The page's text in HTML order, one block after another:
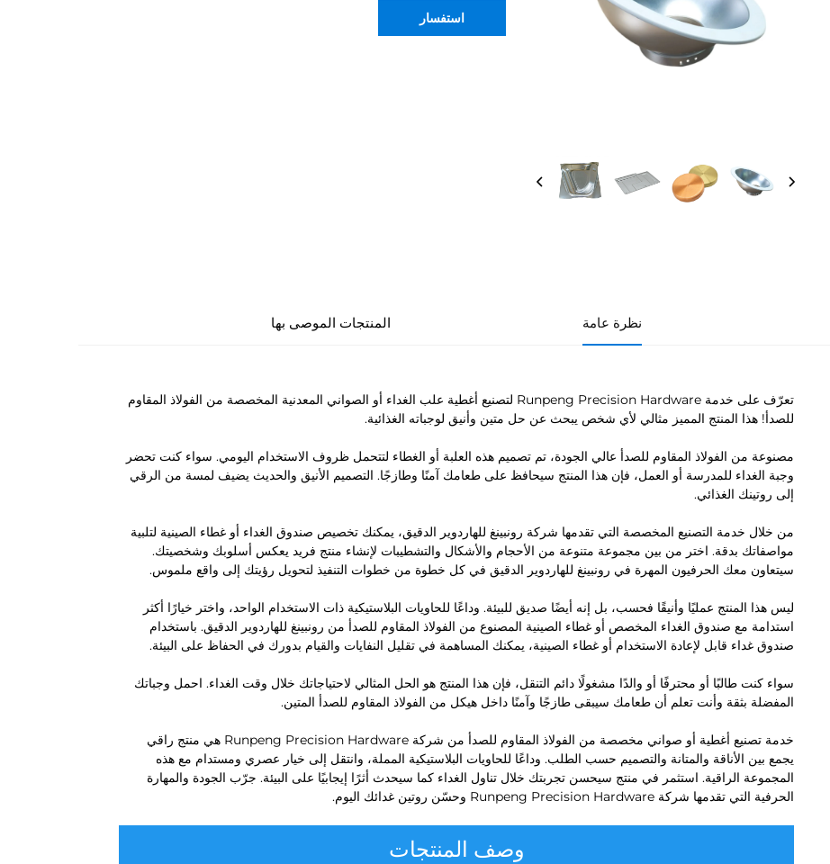
استفسار
نظرة عامة المنتجات الموصى بها
تعرّف على خدمة Runpeng Precision Hardware لتصنيع أغطية علب الغداء أو الصواني المعدنية المخصصة من الفولاذ المقاوم
للصدأ! هذا المنتج المميز مثالي لأي شخص يبحث عن حل متين وأنيق لوجباته الغذائية.
مصنوعة من الفولاذ المقاوم للصدأ عالي الجودة، تم تصميم هذه العلبة أو الغطاء لتتحمل ظروف الاستخدام اليومي. سواء كنت تحضر
وجبة الغداء للمدرسة أو العمل، فإن هذا المنتج سيحافظ على طعامك آمنًا وطازجًا. التصميم الأنيق والحديث يضيف لمسة من الرقي
إلى روتينك الغذائي.
من خلال خدمة التصنيع المخصصة التي تقدمها شركة رونبينغ للهاردوير الدقيق، يمكنك تخصيص صندوق الغداء أو غطاء الصينية لتلبية
مواصفاتك بدقة. اختر من بين مجموعة متنوعة من الأحجام والأشكال والتشطيبات لإنشاء منتج فريد يعكس أسلوبك وشخصيتك.
سيتعاون معك الحرفيون المهرة في رونبينغ للهاردوير الدقيق في كل خطوة من خطوات التنفيذ لتحويل رؤيتك إلى واقع ملموس.
ليس هذا المنتج عمليًا وأنيقًا فحسب، بل إنه أيضًا صديق للبيئة. وداعًا للحاويات البلاستيكية ذات الاستخدام الواحد، واختر خيارًا أكثر
استدامة مع صندوق الغداء المخصص أو غطاء الصينية المصنوع من الفولاذ المقاوم للصدأ من رونبينغ للهاردوير الدقيق. باستخدام
صندوق غداء قابل لإعادة الاستخدام أو غطاء الصينية، يمكنك المساهمة في تقليل النفايات والقيام بدورك في الحفاظ على البيئة.
سواء كنت طالبًا أو محترفًا أو والدًا مشغولًا دائم التنقل، فإن هذا المنتج هو الحل المثالي لاحتياجاتك خلال وقت الغداء. احمل وجباتك
المفضلة بثقة وأنت تعلم أن طعامك سيبقى طازجًا وآمنًا داخل هيكل من الفولاذ المقاوم للصدأ المتين.
خدمة تصنيع أغطية أو صواني مخصصة من الفولاذ المقاوم للصدأ من شركة Runpeng Precision Hardware هي منتج راقي
يجمع بين الأناقة والمتانة والتصميم حسب الطلب. وداعًا للحاويات البلاستيكية المملة، وانتقل إلى خيار عصري ومستدام مع هذه
المجموعة الراقية. استثمر في منتج سيحسن تجربتك خلال تناول الغداء كما سيحدث أثرًا إيجابيًا على البيئة. جرّب الجودة والمهارة
الحرفية التي تقدمها شركة Runpeng Precision Hardware وحسّن روتين غدائك اليوم.
وصف المنتجات